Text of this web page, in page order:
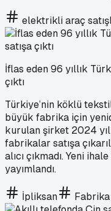
elektrikli araç
İflas eden 96 yıllık
çıktı
Türkiye’nin köklü
büyük fabrika için
kurulan şirket 2024
fabrikalar satışa
alıcı çıkmadı. Yeni
yayımlandı.
İpliksan Fabrika